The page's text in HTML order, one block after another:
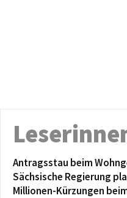
Antragsstau beim
Sächsische Regierung
Millionen-Kürzungen